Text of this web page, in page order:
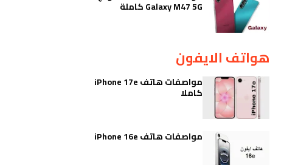
Galaxy M47 5G كاملة
هواتف الايفون
مواصفات هاتف iPhone 17e
كاملا
مواصفات هاتف iPhone 16e